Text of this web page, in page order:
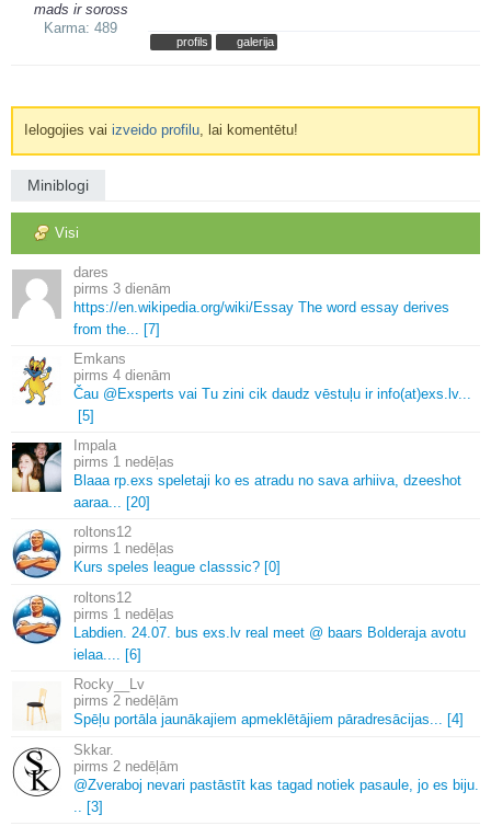
mads ir soross
Karma: 489
profils galerija
Ielogojies vaiizveido profilu, lai komentētu!
Miniblogi
Visi
dares
3 dienām
https://en. wikipedia. org/wiki/Essay The word essay derives
from the.
[7]
Emkans
4 dienām
Čau @Exsperts vai Tu zini cik daudz vēstuļu ir info(at)exs. lv.
[5]
Impala
1 nedēļas
Blaaa rp. exs speletaji ko es atradu no sava arhiiva, dzeeshot
aaraa.
[20]
roltons12
1 nedēļas
Kurs speles league classsic? [0]
roltons12
1 nedēļas
Labdien. 24. 07. bus exs. lv real meet @ baars Bolderaja avotu
ielaa.
[6]
Rocky__Lv
2 nedēļām
Spēļu portāla jaunākajiem apmeklētājiem pāradresācijas.
[4]
Skkar.
2 nedēļām
@Zveraboj nevari pastāstīt kas tagad notiek pasaule, jo es biju.
[3]